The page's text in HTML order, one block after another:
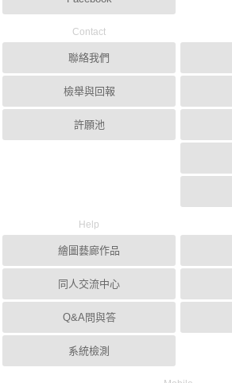
Contact
聯絡我們
檢舉與回報
許願池
Help
繪圖藝廊作品
同人交流中心
Q&A問與答
系統檢測